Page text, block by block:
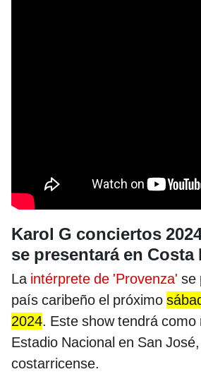
Karol G conciertos
se presentará en Costa
La intérprete de 'Provenza' se
país caribeño el próximo
2024. Este show tendrá como
Estadio Nacional en San
costarricense.